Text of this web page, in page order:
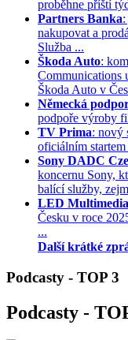
proběhne příští
Partners Banka
nakupovat a
Služba ...
Škoda Auto:
Communications
Škoda Auto v
Německá
podpoře výroby
TV Prima: nový
oficiálním
Sony DADC
koncernu Sony,
balící služby,
LED Multimedia
Česku v roce
...
Další krátké
Podcasty - TOP 3
Podcasty -